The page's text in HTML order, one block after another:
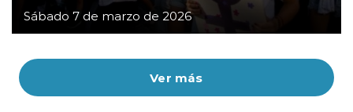
Ver más
Sábado 7 de marzo de 2026